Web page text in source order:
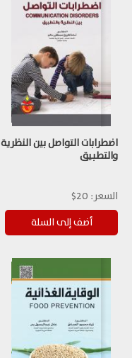
اضطرابات التواصل بين النظرية
والتطبيق
السعر: 20$